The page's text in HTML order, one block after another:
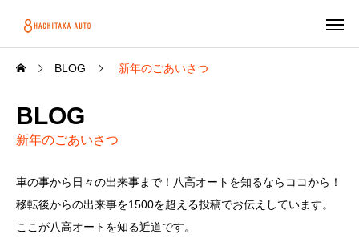
BLOG 新年のごあいさつ
BLOG
新年のごあいさつ
車の事から日々の出来事まで！八高オートを知るならココから！
移転後からの出来事を1500を超える投稿でお伝えしています。
ここが八高オートを知る近道です。